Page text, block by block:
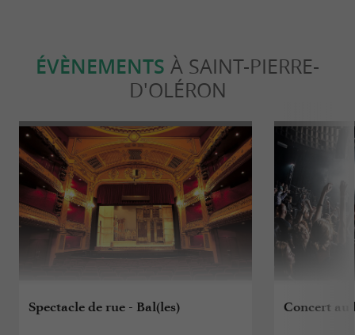
ÉVÈNEMENTS À SAINT-PIERRE-
D'OLÉRON
Spectacle de rue - Bal(les) Concert au